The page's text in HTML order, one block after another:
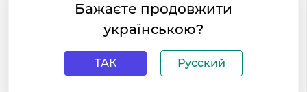
Данная коллекция Brilliance изготавливается методом
глубокой трафаретной печати, которая передает все
точностью. За счет прочной флизелиновой основы и
многослойного винилового покрытия обои
Бажаєте продовжити
українською?
ТАК Русский